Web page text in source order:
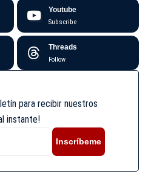
Youtube
Subscribe
Threads
Follow
para recibir nuestros
instante!
Inscríbeme